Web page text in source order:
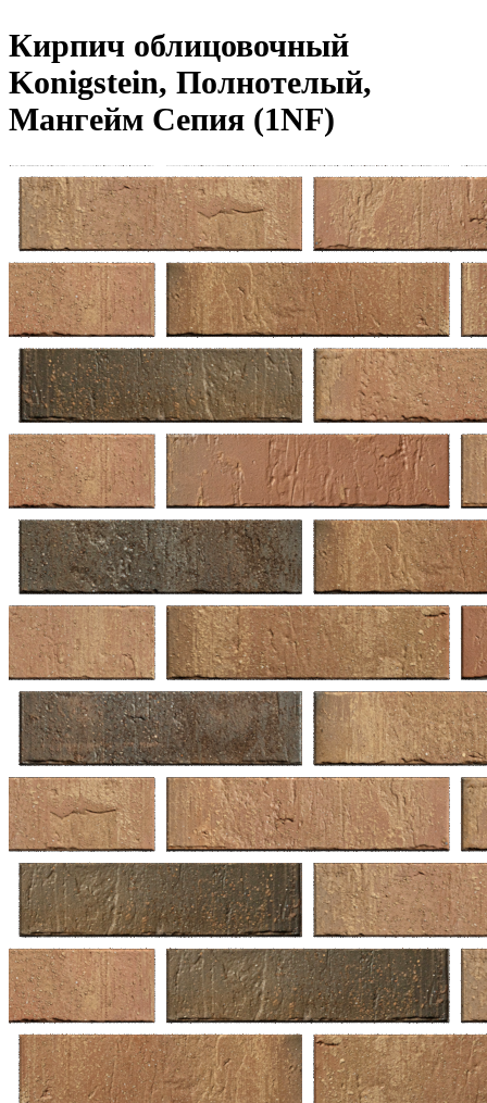
Кирпич облицовочный
Konigstein, Полнотелый,
Мангейм Сепия (1NF)